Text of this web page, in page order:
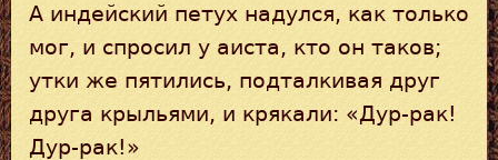
А индейский петух надулся, как только
мог, и спросил у аиста, кто он таков;
утки же пятились, подталкивая друг
друга крыльями, и крякали: «Дур-рак!
Дур-рак!»